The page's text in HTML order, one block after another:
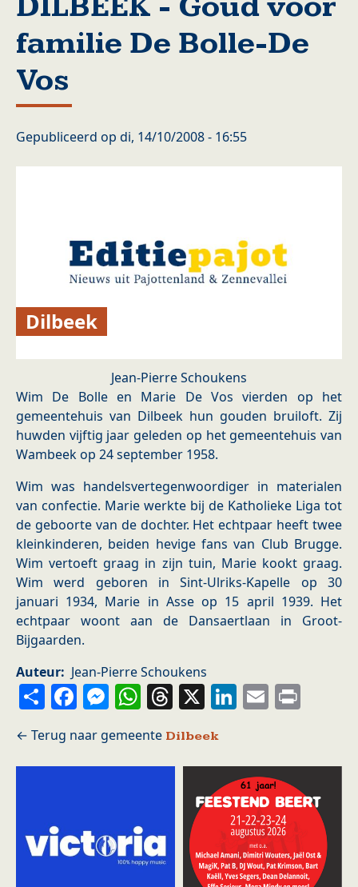
familie De Bolle-De
Vos
Gepubliceerd op di, 14/10/2008 - 16:55
Dilbeek
Jean-Pierre Schoukens
Wim De Bolle en Marie De Vos vierden op het
gemeentehuis van Dilbeek hun gouden bruiloft. Zij
huwden vijftig jaar geleden op het gemeentehuis van
Wambeek op 24 september 1958.
Wim was handelsvertegenwoordiger in materialen
van confectie. Marie werkte bij de Katholieke Liga tot
de geboorte van de dochter. Het echtpaar heeft twee
kleinkinderen, beiden hevige fans van Club Brugge.
Wim vertoeft graag in zijn tuin, Marie kookt graag.
Wim werd geboren in Sint-Ulriks-Kapelle op 30
januari 1934, Marie in Asse op 15 april 1939. Het
echtpaar woont aan de Dansaertlaan in Groot-
Bijgaarden.
Auteur
Jean-Pierre Schoukens
ShareFacebook
Messenger
WhatsApp
Threads
X LinkedIn
Email
Dilbeek